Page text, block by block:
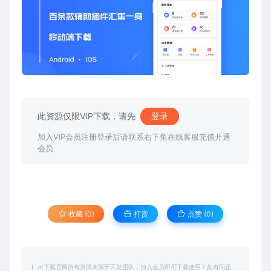
此资源仅限VIP下载，请先 登录
加入VIP会员注册登录后请联系右下角在线客服充值开通
会员
收藏 (0) 打赏 点赞 (0)
1. JK下载官网所有资源来源于开发团队，加入会员即可下载使用！如有问题